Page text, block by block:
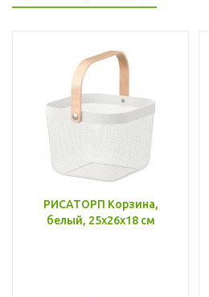
РИСАТОРП Корзина,
белый, 25x26x18 см